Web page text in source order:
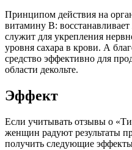
Принципом действия на
витамину В:
служит для укрепления
уровня сахара в крови. А
средство эффективно для
области декольте.
Эффект
Если учитывать отзывы о
женщин радуют результаты
получить следующие